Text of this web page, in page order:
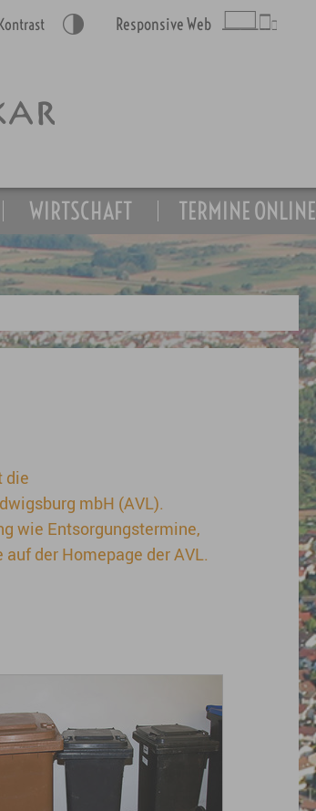
Responsive Web
WIRTSCHAFT TERMINE ONLINE
die
mbH (AVL).
wie Entsorgungstermine,
der Homepage der AVL.